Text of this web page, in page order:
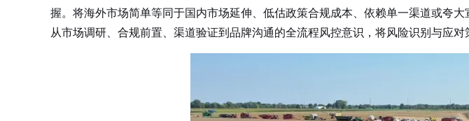
握。将海外市场简单等同于国内市场延伸、低估政策合规成本、依赖单一渠道或夸
从市场调研、合规前置、渠道验证到品牌沟通的全流程风控意识，将风险识别与应